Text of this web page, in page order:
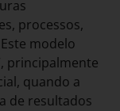
processos,
modelo
principalmente
quando a
de resultados